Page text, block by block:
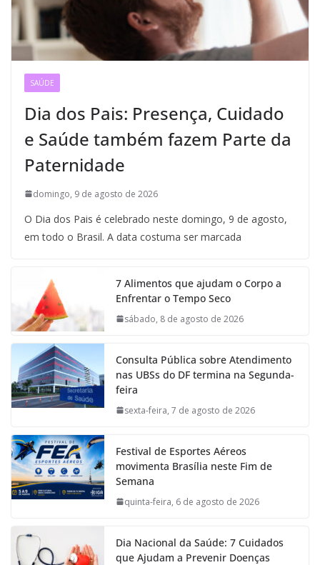
SAÚDE
Dia dos Pais: Presença, Cuidado
e Saúde também fazem Parte da
Paternidade
domingo, 9 de agosto de 2026
O Dia dos Pais é celebrado neste domingo, 9 de agosto,
em todo o Brasil. A data costuma ser marcada
7 Alimentos que ajudam o Corpo a
Enfrentar o Tempo Seco
sábado, 8 de agosto de 2026
Consulta Pública sobre Atendimento
nas UBSs do DF termina na Segunda-
feira
sexta-feira, 7 de agosto de 2026
Festival de Esportes Aéreos
movimenta Brasília neste Fim de
Semana
quinta-feira, 6 de agosto de 2026
Dia Nacional da Saúde: 7 Cuidados
que Ajudam a Prevenir Doenças